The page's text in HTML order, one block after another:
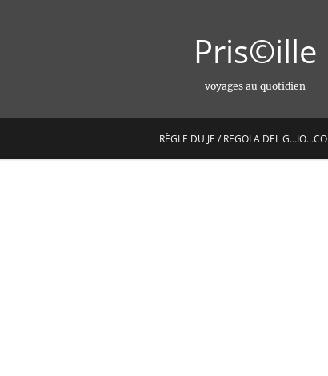
Pris©ille
voyages au quotidien
RÈGLE DU JE / REGOLA DEL G…IO…CO